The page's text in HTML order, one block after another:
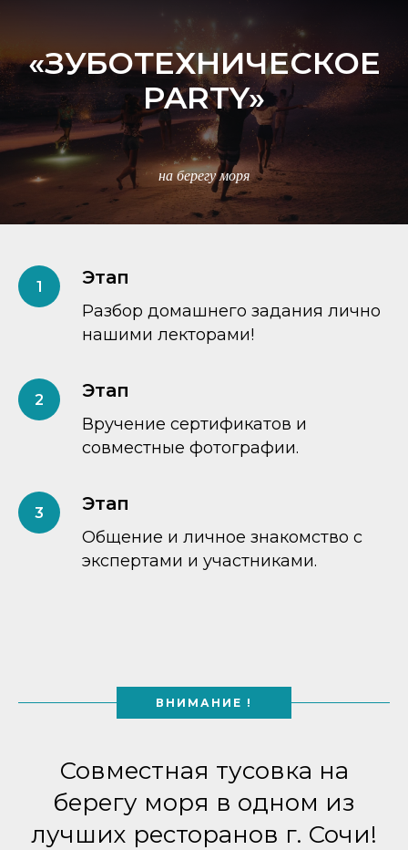
«ЗУБОТЕХНИЧЕСКОЕ
PARTY»
на берегу моря
Этап
Разбор домашнего задания лично
нашими лекторами!
Этап
Вручение сертификатов и
совместные фотографии.
Этап
Общение и личное знакомство с
экспертами и участниками.
ВНИМАНИЕ !
Совместная тусовка на
берегу моря в одном из
лучших ресторанов г. Сочи!